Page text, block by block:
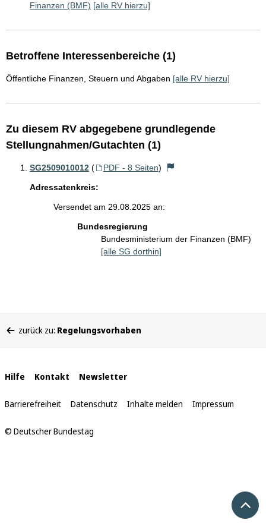
Finanzen (BMF) [alle RV hierzu]
Betroffene Interessenbereiche (1)
Öffentliche Finanzen, Steuern und Abgaben [alle RV hierzu]
Zu diesem RV abgegebene grundlegende
Stellungnahmen/Gutachten (1)
SG2509010012 ( PDF - 8 Seiten)
Adressatenkreis:
Versendet am 29.08.2025 an:
Bundesregierung
Bundesministerium der Finanzen (BMF)
[alle SG dorthin]
befinden
zurück zu: Regelungsvorhaben
Interne
Links
Hilfe Kontakt Newsletter
Barrierefreiheit Datenschutz Inhalte melden Impressum
© Deutscher Bundestag